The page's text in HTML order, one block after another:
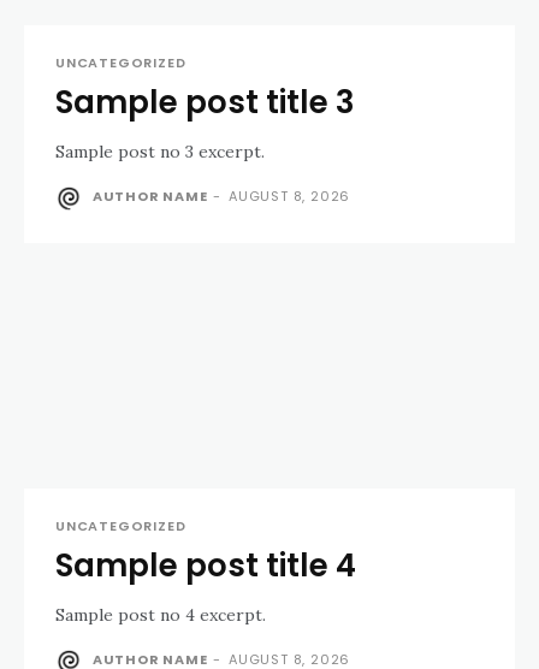
UNCATEGORIZED
Sample post title 3
Sample post no 3 excerpt.
AUTHOR NAME - AUGUST 8, 2026
UNCATEGORIZED
Sample post title 4
Sample post no 4 excerpt.
AUTHOR NAME - AUGUST 8, 2026